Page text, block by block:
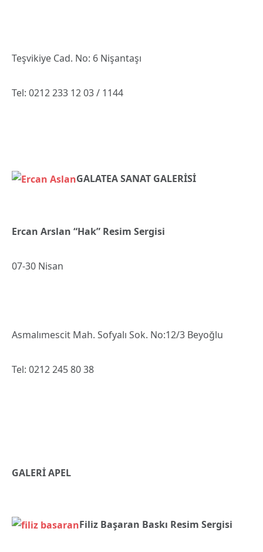
Teşvikiye Cad. No: 6 Nişantaşı
Tel: 0212 233 12 03 / 1144
GALATEA SANAT GALERİSİ
Ercan Arslan “Hak” Resim Sergisi
07-30 Nisan
Asmalımescit Mah. Sofyalı Sok. No:12/3 Beyoğlu
Tel: 0212 245 80 38
GALERİ APEL
Filiz Başaran Baskı Resim Sergisi